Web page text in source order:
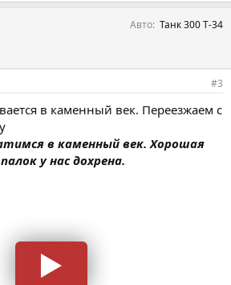
Авто Танк 300 Т-34
#3
в каменный век. Переезжаем с
в каменный век. Хорошая
у нас дохрена.